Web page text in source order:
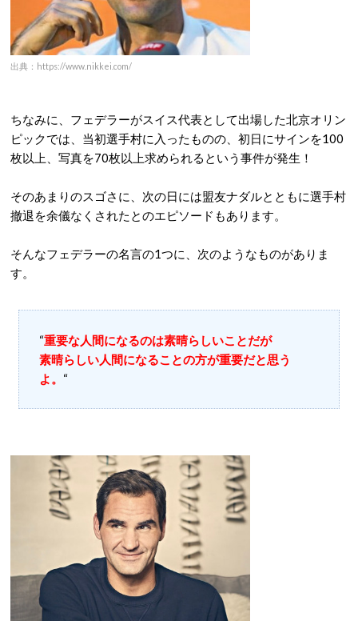
出典：https://www.nikkei.com/
ちなみに、フェデラーがスイス代表として出場した北京オリン
ピックでは、当初選手村に入ったものの、初日にサインを100
枚以上、写真を70枚以上求められるという事件が発生！
そのあまりのスゴさに、次の日には盟友ナダルとともに選手村
撤退を余儀なくされたとのエピソードもあります。
そんなフェデラーの名言の1つに、次のようなものがありま
す。
“重要な人間になるのは素晴らしいことだが
素晴らしい人間になることの方が重要だと思う
よ。 “